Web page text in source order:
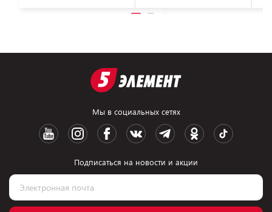
Мы в социальных сетях
Подписаться на новости и акции